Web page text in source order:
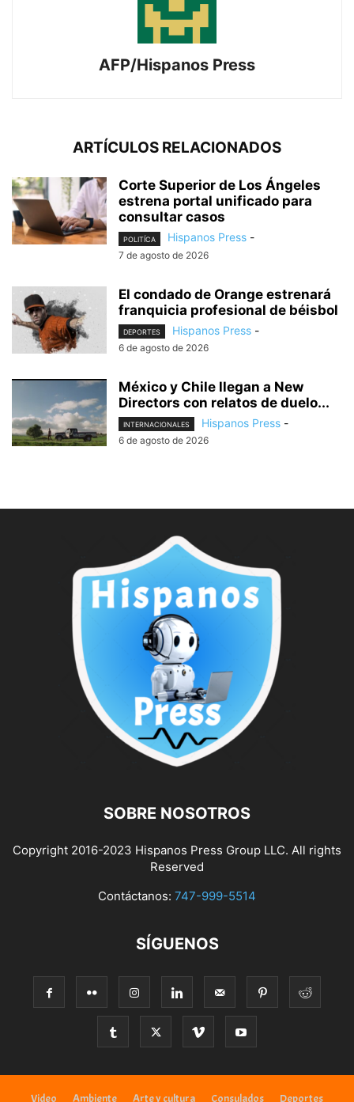
AFP/Hispanos Press
ARTÍCULOS RELACIONADOS
Corte Superior de Los Ángeles
estrena portal unificado para
consultar casos
POLITÍCA Hispanos Press -
7 de agosto de 2026
El condado de Orange estrenará
franquicia profesional de béisbol
DEPORTES Hispanos Press -
6 de agosto de 2026
México y Chile llegan a New
Directors con relatos de duelo...
INTERNACIONALES Hispanos Press -
6 de agosto de 2026
SOBRE NOSOTROS
Copyright 2016-2023 Hispanos Press Group LLC. All rights
Reserved
Contáctanos: 747-999-5514
SÍGUENOS
Video Ambiente Arte y cultura Consulados Deportes